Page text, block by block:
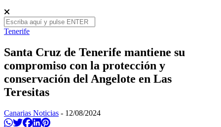
Tenerife
Santa Cruz de Tenerife mantiene su
compromiso con la protección y
conservación del Angelote en Las
Teresitas
Canarias Noticias - 12/08/2024
Compartir en Whatsapp
Twittear
Compartir en Facebook
Compartir en Linkedin
Compartir en Pinterest